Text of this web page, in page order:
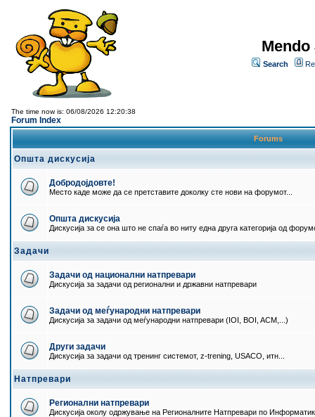
Search
The time now is: 06/08/2026 12:20:38
Forum Index
Forums
Општа дискусија
Добродојдовте!
Место каде може да се претставите доколку сте нови на форумот...
Општа дискусија
Дискусија за се она што не спаѓа во ниту една друга категорија од
Задачи
Задачи од национални натпревари
Дискусија за задачи од регионални и државни натпревари
Задачи од меѓународни натпревари
Дискусија за задачи од меѓународни натпревари (IOI, BOI, ACM,...)
Други задачи
Дискусија за задачи од тренинг системот, z-trening, USACO, итн...
Натпревари
Регионални натпревари
Дискусија околу одржување на Регионалните Натпревари по